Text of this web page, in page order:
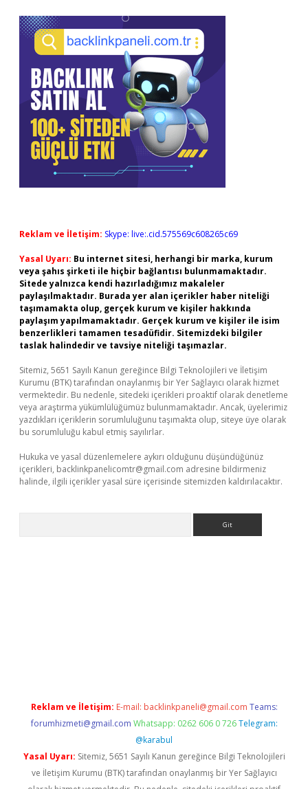
Reklam ve İletişim: Skype: live:.cid.575569c608265c69
Yasal Uyarı: Bu internet sitesi, herhangi bir marka, kurum
veya şahıs şirketi ile hiçbir bağlantısı bulunmamaktadır.
Sitede yalnızca kendi hazırladığımız makaleler
paylaşılmaktadır. Burada yer alan içerikler haber niteliği
taşımamakta olup, gerçek kurum ve kişiler hakkında
paylaşım yapılmamaktadır. Gerçek kurum ve kişiler ile isim
benzerlikleri tamamen tesadüfidir. Sitemizdeki bilgiler
taslak halindedir ve tavsiye niteliği taşımazlar.
Sitemiz, 5651 Sayılı Kanun gereğince Bilgi Teknolojileri ve İletişim
Kurumu (BTK) tarafından onaylanmış bir Yer Sağlayıcı olarak hizmet
vermektedir. Bu nedenle, sitedeki içerikleri proaktif olarak denetleme
veya araştırma yükümlülüğümüz bulunmamaktadır. Ancak, üyelerimiz
yazdıkları içeriklerin sorumluluğunu taşımakta olup, siteye üye olarak
bu sorumluluğu kabul etmiş sayılırlar.
Hukuka ve yasal düzenlemelere aykırı olduğunu düşündüğünüz
içerikleri, backlinkpanelicomtr@gmail.com adresine bildirmeniz
halinde, ilgili içerikler yasal süre içerisinde sitemizden kaldırılacaktır.
Reklam ve İletişim: E-mail: backlinkpaneli@gmail.com Teams:
forumhizmeti@gmail.com Whatsapp: 0262 606 0 726 Telegram:
@karabul
Yasal Uyarı: Sitemiz, 5651 Sayılı Kanun gereğince Bilgi Teknolojileri
ve İletişim Kurumu (BTK) tarafından onaylanmış bir Yer Sağlayıcı